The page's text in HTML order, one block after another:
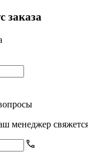
заказа
менеджер